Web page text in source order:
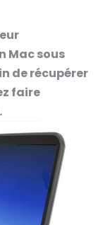
Mac sous
de récupérer
faire